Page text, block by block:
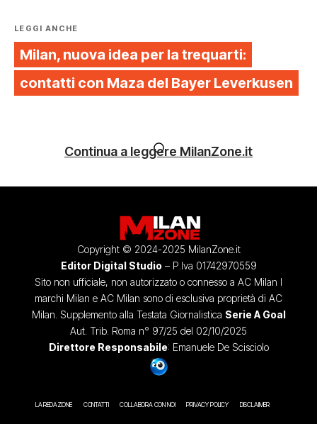
LEGGI ANCHE
Milan, nuova idea per la trequarti:
contatti con Maza del Bayer Leverkusen
Continua a leggere MilanZone.it
Copyright © 2024-2025 MilanZone.it
Editor Digital Studio – P.Iva 01742970559
Sito non ufficiale, non autorizzato o connesso a AC Milan I
marchi Milan e AC Milan sono di esclusiva proprietà di AC
Milan. Supplemento alla Testata Giornalistica Serie A Goal
Aut. Trib. Roma n° 97/25 del 02/10/2025
Direttore Responsabile: Emanuele De Scisciolo
LA REDAZIONE CONTATTI COLLABORA CON NOI PRIVACY POLICY DISCLAIMER